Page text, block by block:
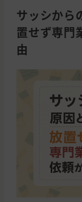
サッシから
置せず専門
由